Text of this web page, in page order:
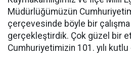
Müdürlüğümüzün
çerçevesinde böyle bir
gerçekleştirdik. Çok güzel bir
Cumhuriyetimizin 101. yılı